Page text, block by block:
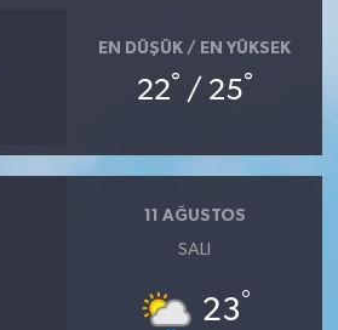
EN DÜŞÜK / EN YÜKSEK
22° / 25°
11 AĞUSTOS
SALI
23°